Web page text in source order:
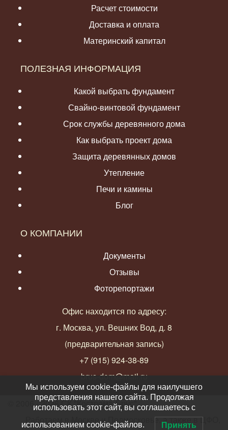
Расчет стоимости
Доставка и оплата
Материнский капитал
ПОЛЕЗНАЯ ИНФОРМАЦИЯ
Какой выбрать фундамент
Свайно-винтовой фундамент
Срок службы деревянного дома
Как выбрать проект дома
Защита деревянных домов
Утепление
Печи и камины
Блог
О КОМПАНИИ
Документы
Отзывы
Фоторепортажи
Офис находится по адресу:
г. Москва, ул. Вешних Вод, д. 8
(предварительная запись)
+7 (915) 924-38-89
brus-dom@mail.ru
© 2006 - 2026 СК "Кострома-Брус"
Работаем в Москве и Подмосковье, а также в ЦФО,
Мы используем cookie-файлы для наилучшего
представления нашего сайта. Продолжая
использовать этот сайт, вы соглашаетесь с
использованием cookie-файлов. Принять